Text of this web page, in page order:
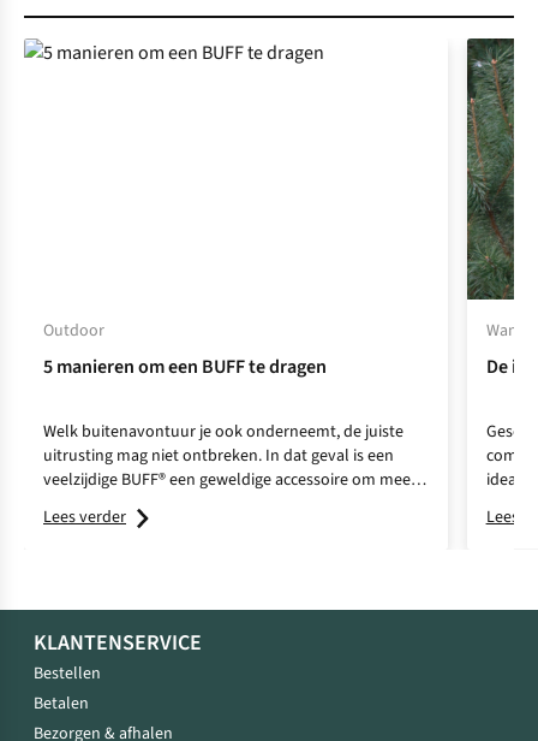
Outdoor
5 manieren om een BUFF te dragen
Welk buitenavontuur je ook onderneemt, de juiste
uitrusting mag niet ontbreken. In dat geval is een
veelzijdige BUFF® een geweldige accessoire om mee
te nemen.
Lees verder
De
ideale
Lees
KLANTENSERVICE
Bestellen
Betalen
Bezorgen & afhalen